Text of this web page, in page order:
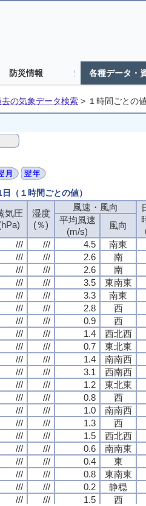
防災情報 各種データ・
去の気象データ検索 > １時間ごとの
（１時間ごとの値）
気圧
湿度
(％)
風速・風向
平均風速
(m/s)
風向
/// /// 4.5
南東
/// /// 2.6
南
/// /// 2.6
南
/// /// 3.5
東南東
/// /// 3.3
南東
/// /// 2.8
西
/// /// 0.9
西
/// /// 1.4
西北西
/// /// 0.7
東北東
/// /// 1.4
南南西
/// /// 3.1
西南西
/// /// 1.2
東北東
/// /// 0.8
西
/// /// 1.0
南南西
/// /// 1.3
西
/// /// 1.5
西北西
/// /// 0.6
南南東
/// /// 0.4
東
/// /// 0.8
東南東
/// /// 0.2
静穏
/// /// 1.5
西
気圧
湿度
(％)
風速・風向
平均風速
(m/s)
風向
/// /// 4.5
南東
/// /// 2.6
南
/// /// 2.6
南
/// /// 3.5
東南東
/// /// 3.3
南東
/// /// 2.8
西
/// /// 0.9
西
/// /// 1.4
西北西
/// /// 0.7
東北東
/// /// 1.4
南南西
/// /// 3.1
西南西
/// /// 1.2
東北東
/// /// 0.8
西
/// /// 1.0
南南西
/// /// 1.3
西
/// /// 1.5
西北西
/// /// 0.6
南南東
/// /// 0.4
東
/// /// 0.8
東南東
/// /// 0.2
静穏
/// /// 1.5
西
気圧
湿度
(％)
風速・風向
平均風速
(m/s)
風向
/// /// 4.5
南東
/// /// 2.6
南
/// /// 2.6
南
/// /// 3.5
東南東
/// /// 3.3
南東
/// /// 2.8
西
/// /// 0.9
西
/// /// 1.4
西北西
/// /// 0.7
東北東
/// /// 1.4
南南西
/// /// 3.1
西南西
/// /// 1.2
東北東
/// /// 0.8
西
/// /// 1.0
南南西
/// /// 1.3
西
/// /// 1.5
西北西
/// /// 0.6
南南東
/// /// 0.4
東
/// /// 0.8
東南東
/// /// 0.2
静穏
/// /// 1.5
西
気圧
湿度
(％)
風速・風向
平均風速
(m/s)
風向
/// /// 4.5
南東
/// /// 2.6
南
/// /// 2.6
南
/// /// 3.5
東南東
/// /// 3.3
南東
/// /// 2.8
西
/// /// 0.9
西
/// /// 1.4
西北西
/// /// 0.7
東北東
/// /// 1.4
南南西
/// /// 3.1
西南西
/// /// 1.2
東北東
/// /// 0.8
西
/// /// 1.0
南南西
/// /// 1.3
西
/// /// 1.5
西北西
/// /// 0.6
南南東
/// /// 0.4
東
/// /// 0.8
東南東
/// /// 0.2
静穏
/// /// 1.5
西